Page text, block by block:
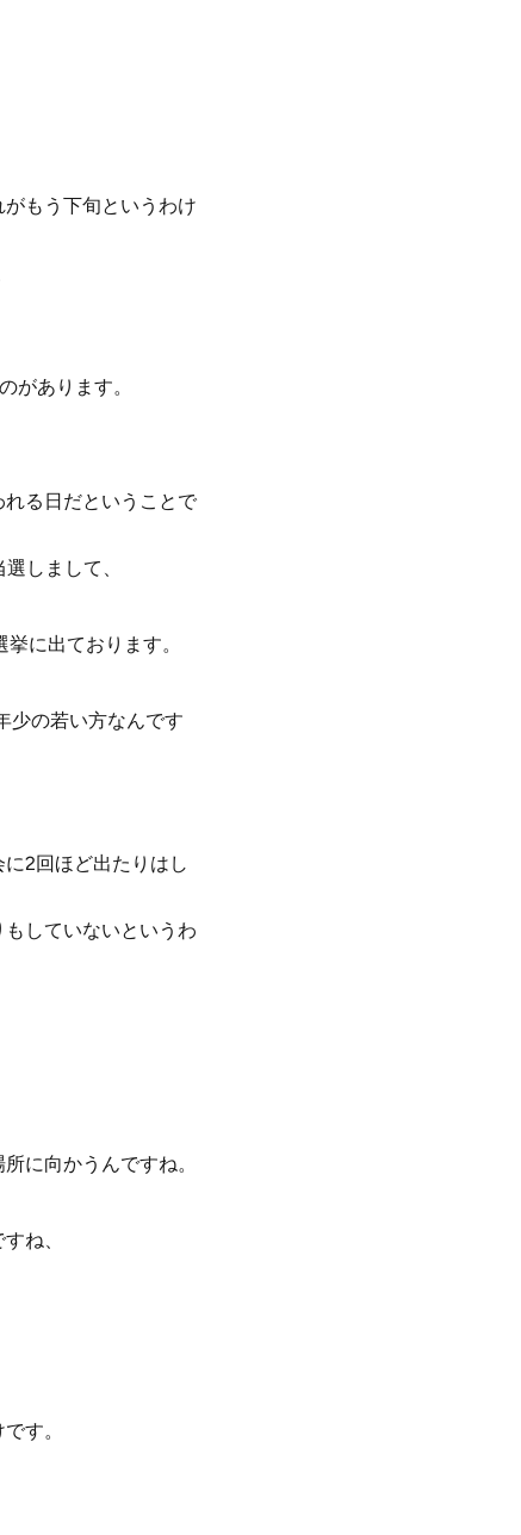
もう下旬というわけ
があります。
る日だということで
しまして、
に出ております。
少の若い方なんです
2回ほど出たりはし
していないというわ
に向かうんですね。
ね、
す。